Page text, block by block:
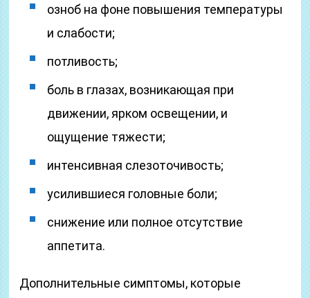
озноб на фоне повышения температуры
и слабости;
потливость;
боль в глазах, возникающая при
движении, ярком освещении, и
ощущение тяжести;
интенсивная слезоточивость;
усилившиеся головные боли;
снижение или полное отсутствие
аппетита.
Дополнительные симптомы, которые